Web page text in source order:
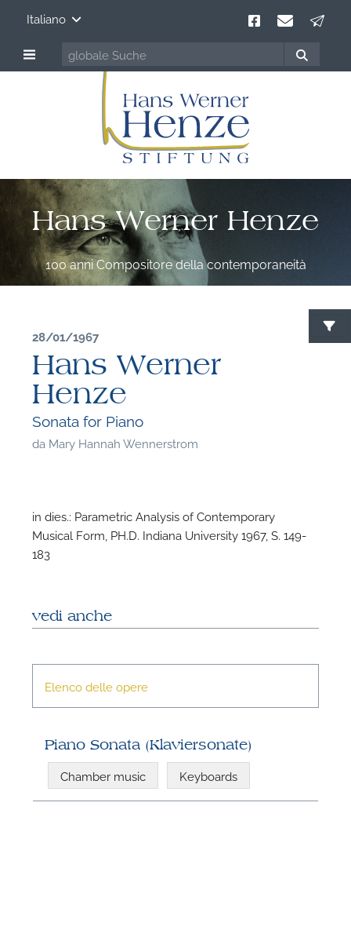
Italiano
Hans Werner Henze
100 anni Compositore della contemporaneità
28/01/1967
Hans Werner
Henze
Sonata for Piano
da Mary Hannah Wennerstrom
in dies.: Parametric Analysis of Contemporary
Musical Form, PH.D. Indiana University 1967, S. 149-
183
vedi anche
Elenco delle opere
Piano Sonata (Klaviersonate)
Chamber music Keyboards